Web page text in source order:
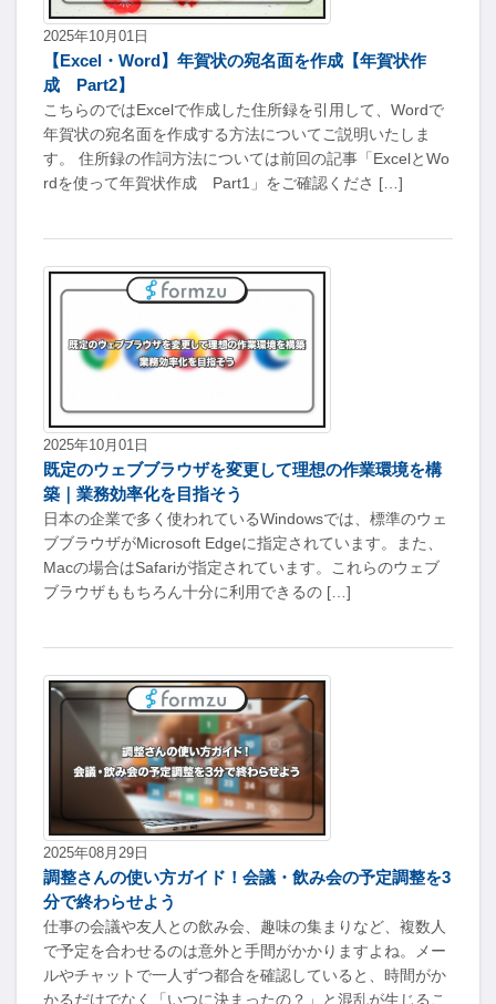
2025年10月01日
【Excel・Word】年賀状の宛名面を作成【年賀状作
成 Part2】
こちらのではExcelで作成した住所録を引用して、Wordで
年賀状の宛名面を作成する方法についてご説明いたしま
す。 住所録の作詞方法については前回の記事「ExcelとWo
rdを使って年賀状作成 Part1」をご確認くださ […]
2025年10月01日
既定のウェブブラウザを変更して理想の作業環境を構
築｜業務効率化を目指そう
日本の企業で多く使われているWindowsでは、標準のウェ
ブブラウザがMicrosoft Edgeに指定されています。また、
Macの場合はSafariが指定されています。これらのウェブ
ブラウザももちろん十分に利用できるの […]
2025年08月29日
調整さんの使い方ガイド！会議・飲み会の予定調整を3
分で終わらせよう
仕事の会議や友人との飲み会、趣味の集まりなど、複数人
で予定を合わせるのは意外と手間がかかりますよね。メー
ルやチャットで一人ずつ都合を確認していると、時間がか
かるだけでなく「いつに決まったの？」と混乱が生じるこ